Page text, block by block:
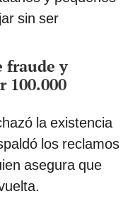
sin ser
fraude y
100.000
la existencia
los reclamos
asegura que